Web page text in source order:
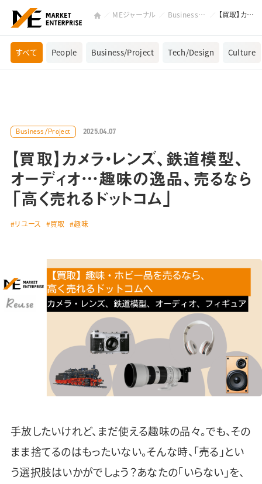
MEジャーナル Business/Project 【買取】カメラ・レンズ、鉄道模型、オーディオ…趣味の逸品、売るなら「高く売れるドットコム」
すべて People Business/Project Tech/Design Culture
Business/Project 2025.04.07
【買取】カメラ・レンズ、鉄道模型、
オーディオ…趣味の逸品、売るなら
「高く売れるドットコム」
リユース 買取 趣味
手放したいけれど、まだ使える趣味の品々。でも、その
まま捨てるのはもったいない。そんな時、「売る」とい
う選択肢はいかがでしょう？あなたの「いらない」を、